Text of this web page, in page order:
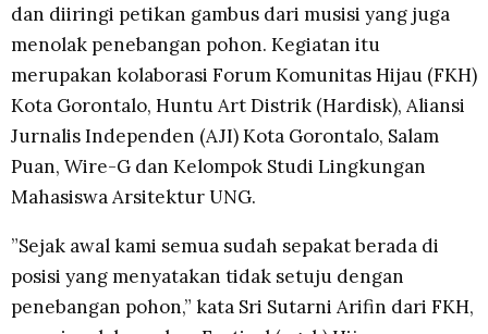
dan diiringi petikan gambus dari musisi yang juga
menolak penebangan pohon. Kegiatan itu
merupakan kolaborasi Forum Komunitas Hijau (FKH)
Kota Gorontalo, Huntu Art Distrik (Hardisk), Aliansi
Jurnalis Independen (AJI) Kota Gorontalo, Salam
Puan, Wire-G dan Kelompok Studi Lingkungan
Mahasiswa Arsitektur UNG.
”Sejak awal kami semua sudah sepakat berada di
posisi yang menyatakan tidak setuju dengan
penebangan pohon,” kata Sri Sutarni Arifin dari FKH,